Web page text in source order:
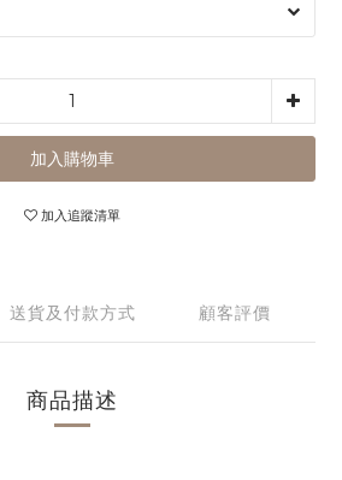
加入購物車
加入追蹤清單
送貨及付款方式 顧客評價
商品描述